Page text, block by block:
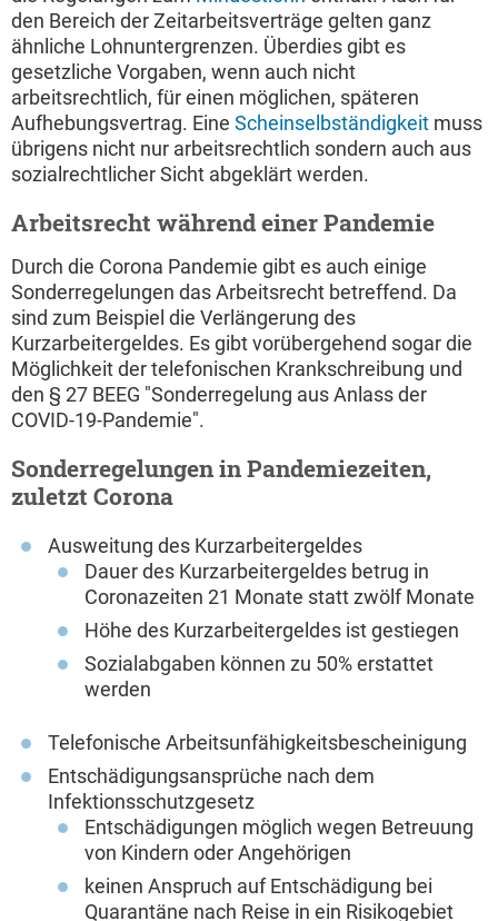
den Bereich der Zeitarbeitsverträge gelten ganz
ähnliche Lohnuntergrenzen. Überdies gibt es
gesetzliche Vorgaben, wenn auch nicht
arbeitsrechtlich, für einen möglichen, späteren
Aufhebungsvertrag. Eine Scheinselbständigkeit muss
übrigens nicht nur arbeitsrechtlich sondern auch aus
sozialrechtlicher Sicht abgeklärt werden.
Arbeitsrecht während einer Pandemie
Durch die Corona Pandemie gibt es auch einige
Sonderregelungen das Arbeitsrecht betreffend. Da
sind zum Beispiel die Verlängerung des
Kurzarbeitergeldes. Es gibt vorübergehend sogar die
Möglichkeit der telefonischen Krankschreibung und
den § 27 BEEG "Sonderregelung aus Anlass der
COVID-19-Pandemie".
Sonderregelungen in Pandemiezeiten,
zuletzt Corona
Ausweitung des Kurzarbeitergeldes
Dauer des Kurzarbeitergeldes betrug in
Coronazeiten 21 Monate statt zwölf Monate
Höhe des Kurzarbeitergeldes ist gestiegen
Sozialabgaben können zu 50% erstattet
werden
Telefonische Arbeitsunfähigkeitsbescheinigung
Entschädigungsansprüche nach dem
Infektionsschutzgesetz
Entschädigungen möglich wegen Betreuung
von Kindern oder Angehörigen
keinen Anspruch auf Entschädigung bei
Quarantäne nach Reise in ein Risikogebiet